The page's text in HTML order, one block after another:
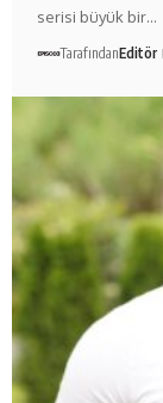
serisi büyük bir…
TarafındanEditör